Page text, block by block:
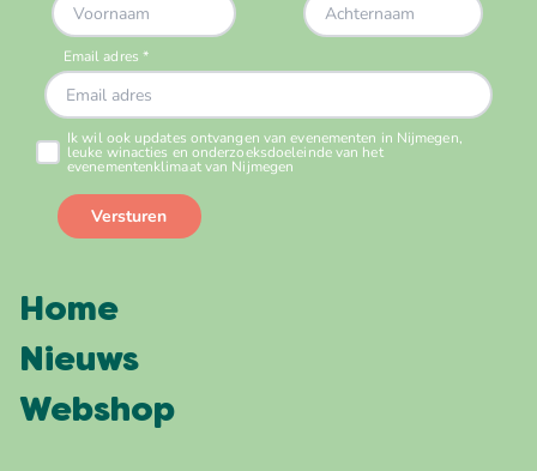
Home
Nieuws
Webshop